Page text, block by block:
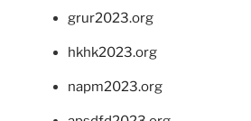
grur2023.org
hkhk2023.org
napm2023.org